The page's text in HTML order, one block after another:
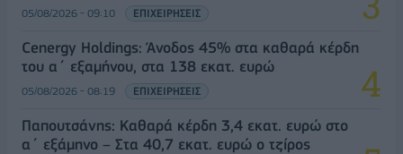
05/08/2026 - 09:10 ΕΠΙΧΕΙΡΗΣΕΙΣ
Cenergy Holdings: Άνοδος 45% στα καθαρά κέρδη
του α΄ εξαμήνου, στα 138 εκατ. ευρώ
05/08/2026 - 08:19 ΕΠΙΧΕΙΡΗΣΕΙΣ
Παπουτσάνης: Καθαρά κέρδη 3,4 εκατ. ευρώ στο
α΄ εξάμηνο – Στα 40,7 εκατ. ευρώ ο τζίρος